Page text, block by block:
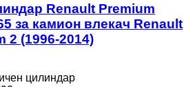
Renault Premium
за камион влекач Renault
2 (1996-2014)
цилиндар